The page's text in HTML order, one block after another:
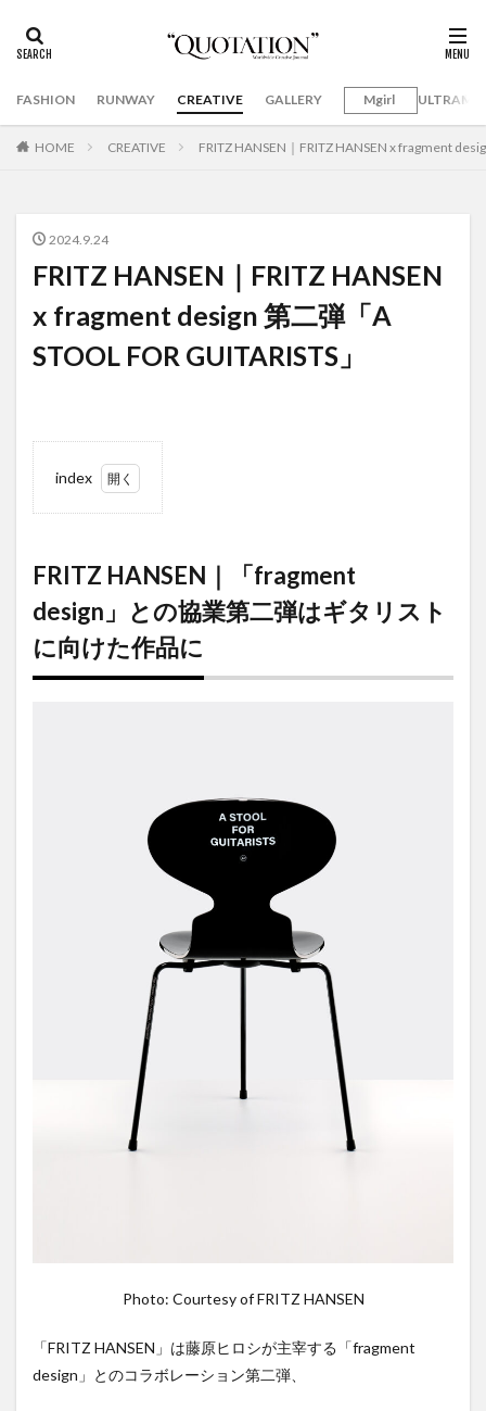
FASHION RUNWAY CREATIVE GALLERY Mgirl
HOME CREATIVE FRITZ HANSEN｜FRITZ HANSEN x fragment
2024.9.24
FRITZ HANSEN｜FRITZ HANSEN
x fragment design 第二弾「A
STOOL FOR GUITARISTS」
index
1
FRITZ
design」と
弾はギタリ
ストに向け
た作品に
FRITZ HANSEN｜「fragment
design」との協業第二弾はギタリスト
に向けた作品に
Photo: Courtesy of FRITZ HANSEN
「FRITZ HANSEN」は藤原ヒロシが主宰する「fragment
design」とのコラボレーション第二弾、